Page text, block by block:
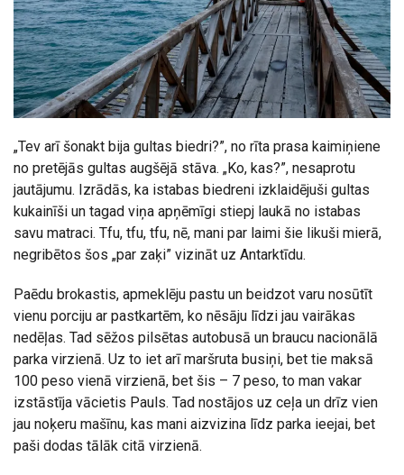
„Tev arī šonakt bija gultas biedri?”, no rīta prasa kaimiņiene
no pretējās gultas augšējā stāva. „Ko, kas?”, nesaprotu
jautājumu. Izrādās, ka istabas biedreni izklaidējuši gultas
kukainīši un tagad viņa apņēmīgi stiepj laukā no istabas
savu matraci. Tfu, tfu, tfu, nē, mani par laimi šie likuši mierā,
negribētos šos „par zaķi” vizināt uz Antarktīdu.
Paēdu brokastis, apmeklēju pastu un beidzot varu nosūtīt
vienu porciju ar pastkartēm, ko nēsāju līdzi jau vairākas
nedēļas. Tad sēžos pilsētas autobusā un braucu nacionālā
parka virzienā. Uz to iet arī maršruta busiņi, bet tie maksā
100 peso vienā virzienā, bet šis – 7 peso, to man vakar
izstāstīja vācietis Pauls. Tad nostājos uz ceļa un drīz vien
jau noķeru mašīnu, kas mani aizvizina līdz parka ieejai, bet
paši dodas tālāk citā virzienā.